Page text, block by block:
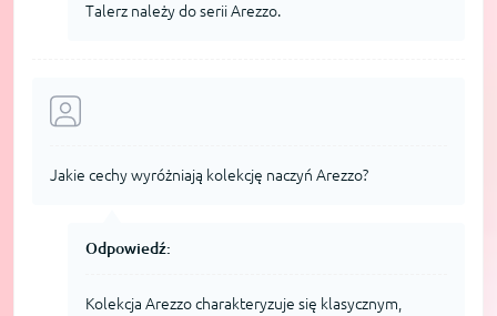
Talerz należy do serii Arezzo.
Jakie cechy wyróżniają kolekcję naczyń Arezzo?
Odpowiedź:
Kolekcja Arezzo charakteryzuje się klasycznym,